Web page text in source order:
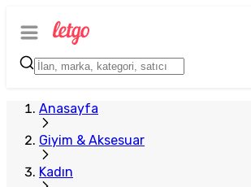
Anasayfa
Giyim & Aksesuar
Kadın
Plus Satıcı